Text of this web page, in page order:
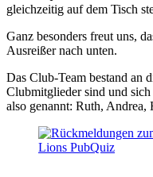
gleichzeitig auf dem Tisch
Ganz besonders freut uns,
Ausreißer nach unten.
Das Club-Team bestand an
Clubmitglieder sind und
also genannt: Ruth,